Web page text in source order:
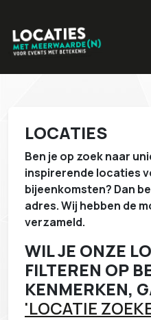
LOCATIES
Ben je op zoek naar
inspirerende locaties
bijeenkomsten? Dan
adres. Wij hebben de
verzameld.
WIL JE ONZE
FILTEREN OP
KENMERKEN,
'LOCATIE